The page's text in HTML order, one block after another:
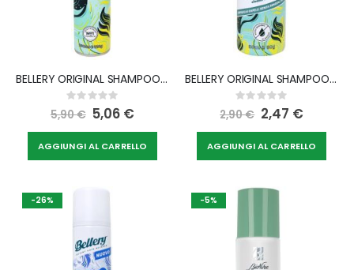
BELLERY ORIGINAL SHAMPOO SECCO 200 ML
Rating:
0%
5,90 € Special
Price
5,06 €
AGGIUNGI AL CARRELLO
BELLERY ORIGINAL SHAMPOO SECCO 50 ML
Rating:
0%
2,90 € Special
Price
2,47 €
AGGIUNGI AL CARRELLO
-26% -5%